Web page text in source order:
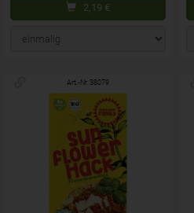
2,19 €
Art.-Nr. 38079